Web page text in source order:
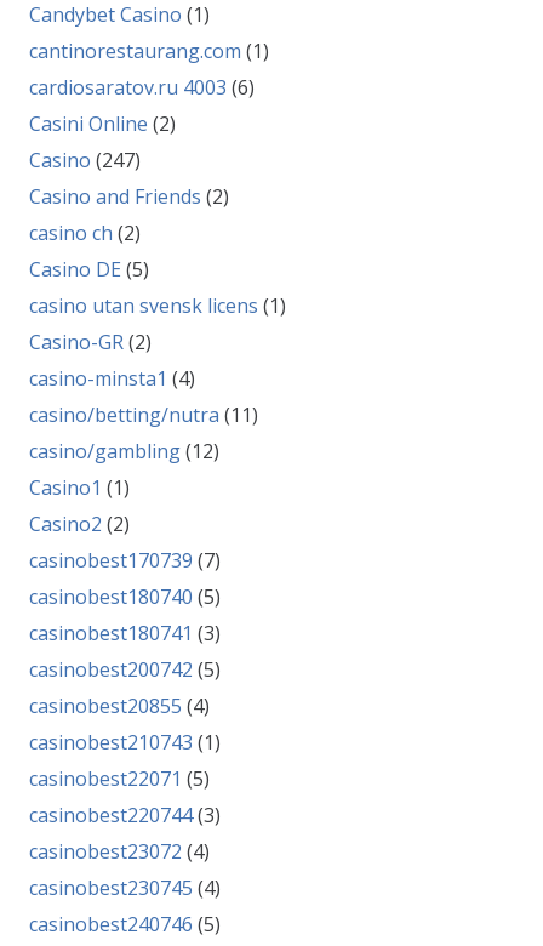
Candybet Casino (1)
cantinorestaurang.com (1)
cardiosaratov.ru 4003 (6)
Casini Online (2)
Casino (247)
Casino and Friends (2)
casino ch (2)
Casino DE (5)
casino utan svensk licens (1)
Casino-GR(2)
casino-minsta1 (4)
casino/betting/nutra (11)
casino/gambling(12)
Casino1 (1)
Casino2 (2)
casinobest170739 (7)
casinobest180740 (5)
casinobest180741 (3)
casinobest200742 (5)
casinobest20855 (4)
casinobest210743 (1)
casinobest22071 (5)
casinobest220744(3)
casinobest23072 (4)
casinobest230745 (4)
casinobest240746 (5)